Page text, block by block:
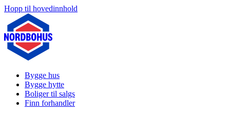
Hopp til hovedinnhold
Bygge hus
Bygge hytte
Boliger til salgs
Finn forhandler